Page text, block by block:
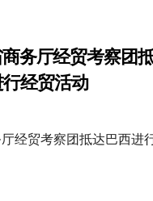
务厅经贸考察团
经贸活动
经贸考察团抵达巴西进